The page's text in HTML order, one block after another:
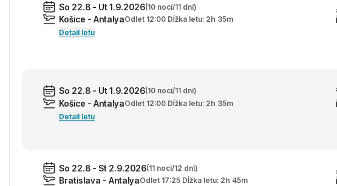
So 22.8 - Ut 1.9.2026(10 nocí/11 dní)
Košice - AntalyaOdlet 12:00 Dĺžka letu: 2h 35m
Detail letu
So 22.8 - Ut 1.9.2026(10 nocí/11 dní)
Košice - AntalyaOdlet 12:00 Dĺžka letu: 2h 35m
Detail letu
So 22.8 - St 2.9.2026(11 nocí/12 dní)
Bratislava - AntalyaOdlet 17:25 Dĺžka letu: 2h 45m